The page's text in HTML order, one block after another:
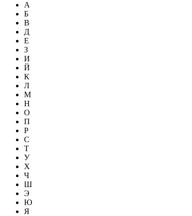
А
Б
В
Д
Е
З
И
Й
К
Л
М
Н
О
П
Р
С
Т
У
Х
Ч
Ш
Э
Ю
Я